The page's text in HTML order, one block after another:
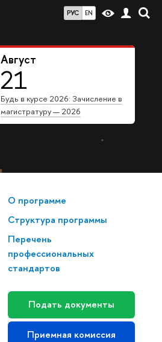
РУС EN
Август
21
Будь в курсе 2026: Зачисление в
магистратуру — 2026
О программе
Структура программы
Перечень
профессиональных
стандартов
Подать документы
Приемная комиссия